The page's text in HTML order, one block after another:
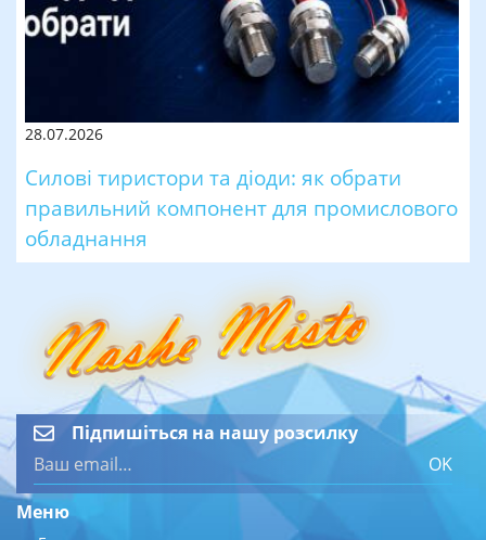
28.07.2026
Силові тиристори та діоди: як обрати
правильний компонент для промислового
обладнання
Підпишіться на нашу розсилку
OK
Меню